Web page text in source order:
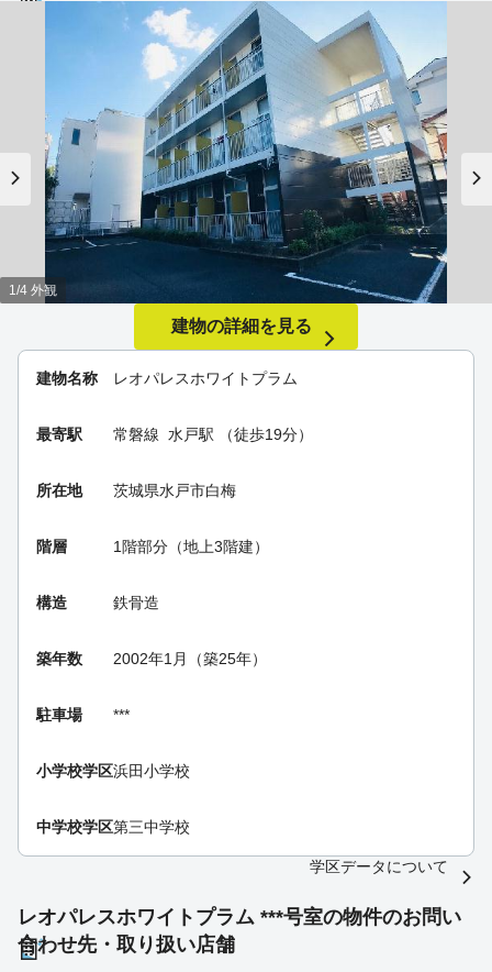
建物名称 レオパレスホワイトプラム
最寄駅 常磐線 水戸駅 （徒歩19分）
所在地 茨城県水戸市白梅
階層 1階部分（地上3階建）
構造 鉄骨造
築年数 2002年1月（築25年）
駐車場 ***
小学校学区浜田小学校
中学校学区第三中学校
1/4 外観
建物の詳細を見る
学区データについて
レオパレスホワイトプラム ***号室の物件のお問い
合わせ先・取り扱い店舗